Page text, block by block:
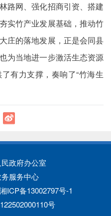
路网、强化招商引资、搭建
实竹产业发展基础，推动竹
庄的落地发展，正是会同县
为当地进一步激活生态资源
有力支撑，奏响了“竹海生
政府办公室
服务中心
ICP备13002797号-1
号